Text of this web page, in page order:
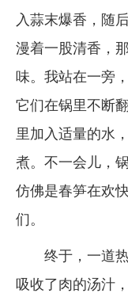
入蒜末爆香，随
漫着一股清香，
味。我站在一旁
它们在锅里不断
里加入适量的水
煮。不一会儿，
仿佛是春笋在欢
们。
终于，一道
吸收了肉的汤汁